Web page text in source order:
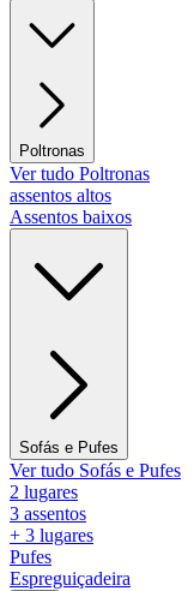
Poltronas
Ver tudo Poltronas
assentos altos
Assentos baixos
Sofás e Pufes
Ver tudo Sofás e Pufes
2 lugares
3 assentos
+ 3 lugares
Pufes
Espreguiçadeira